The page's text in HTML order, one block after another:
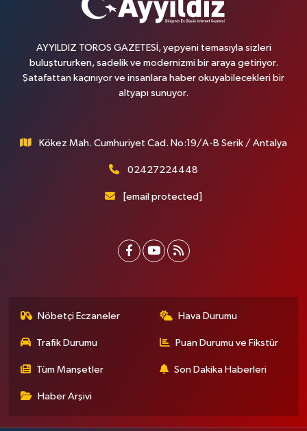
AYYILDIZ TOROS GAZETESİ, yepyeni temasıyla sizleri
buluştururken, sadelik ve modernizmi bir araya getiriyor.
Şatafattan kaçınıyor ve insanlara haber okuyabilecekleri bir
altyapı sunuyor.
Kökez Mah. Cumhuriyet Cad. No:19/A-B Serik / Antalya
02427224448
[email protected]
Nöbetçi Eczaneler Hava Durumu
Trafik Durumu Puan Durumu ve Fikstür
Tüm Manşetler Son Dakika Haberleri
Haber Arşivi